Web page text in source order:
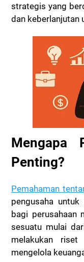
strategis yang
dan keberlanjutan
Mengapa
Penting?
Pemahaman
pengusaha
bagi perusahaan
sesuatu mulai
melakukan
mengelola